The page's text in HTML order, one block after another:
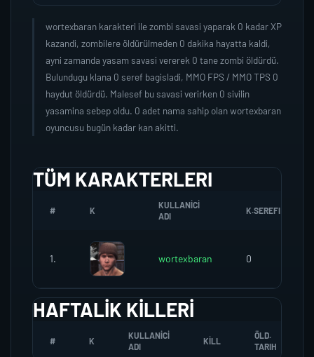
wortexbaran karakteri ile zombi savasi yaparak 0 kadar XP
kazandi, zombilere öldürülmeden 0 dakika hayatta kaldi,
ayni zamanda yasam savasi vererek 0 tane zombi öldürdü.
Bulundugu klana 0 seref bagisladi, MMO FPS / MMO TPS 0
haydut öldürdü. Malesef bu savasi verirken 0 sivilin
yasamina sebep oldu. 0 adet nama sahip olan wortexbaran
oyuncusu bugün kadar kan akitti.
TÜM KARAKTERLERI
# K
KULLANICI
ADI
K.SEREFI
1. wortexbaran 0
HAFTALIK KILLERI
# K
KULLANICI
ADI
KILL
ÖLD.
TARIH